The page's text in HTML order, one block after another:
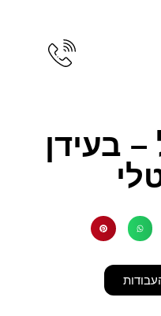
– בעידן